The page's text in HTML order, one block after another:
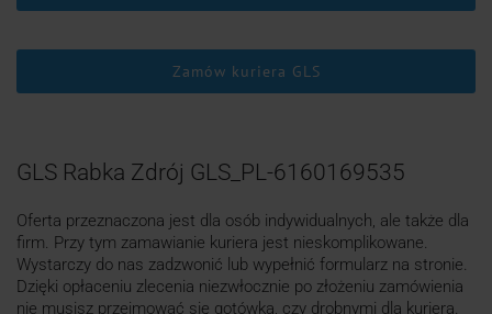
Zamów kuriera GLS
GLS Rabka Zdrój GLS_PL-6160169535
Oferta przeznaczona jest dla osób indywidualnych, ale także dla
firm. Przy tym zamawianie kuriera jest nieskomplikowane.
Wystarczy do nas zadzwonić lub wypełnić formularz na stronie.
Dzięki opłaceniu zlecenia niezwłocznie po złożeniu zamówienia
nie musisz przejmować się gotówką, czy drobnymi dla kuriera.